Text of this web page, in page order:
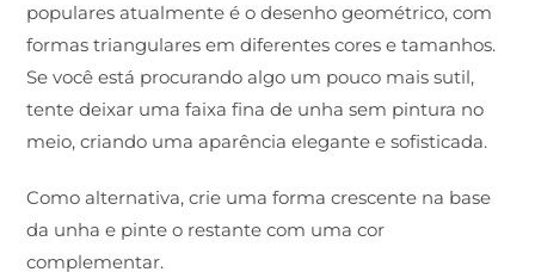
populares atualmente é o desenho geométrico, com
formas triangulares em diferentes cores e tamanhos.
Se você está procurando algo um pouco mais sutil,
tente deixar uma faixa fina de unha sem pintura no
meio, criando uma aparência elegante e sofisticada.
Como alternativa, crie uma forma crescente na base
da unha e pinte o restante com uma cor
complementar.